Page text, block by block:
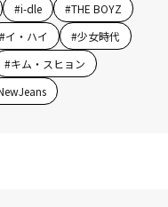
#i-dle #THE BOYZ
#イ・ハイ #少女時代
#キム・スヒョン